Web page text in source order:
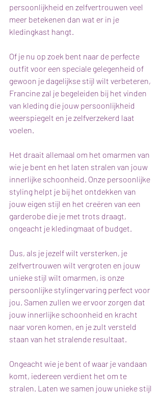
persoonlijkheid en zelfvertrouwen veel
meer betekenen dan wat er in je
kledingkast hangt.
Of je nu op zoek bent naar de perfecte
outfit voor een speciale gelegenheid of
gewoon je dagelijkse stijl wilt verbeteren,
Francine zal je begeleiden bij het vinden
van kleding die jouw persoonlijkheid
weerspiegelt en je zelfverzekerd laat
voelen.
Het draait allemaal om het omarmen van
wie je bent en het laten stralen van jouw
innerlijke schoonheid. Onze persoonlijke
styling helpt je bij het ontdekken van
jouw eigen stijl en het creëren van een
garderobe die je met trots draagt,
ongeacht je kledingmaat of budget.
Dus, als je jezelf wilt versterken, je
zelfvertrouwen wilt vergroten en jouw
unieke stijl wilt omarmen, is onze
persoonlijke stylingervaring perfect voor
jou. Samen zullen we ervoor zorgen dat
jouw innerlijke schoonheid en kracht
naar voren komen, en je zult versteld
staan van het stralende resultaat.
Ongeacht wie je bent of waar je vandaan
komt, iedereen verdient het om te
stralen. Laten we samen jouw unieke stijl